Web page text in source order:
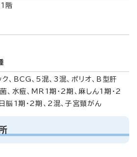
階
ク、BCG、5混、3混、ポリオ、B型肝
、水痘、MR1期・2期、麻しん1期・2
脳1期・2期、2混、子宮頸がん